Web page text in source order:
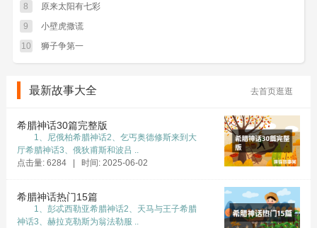
8
原来太阳有七彩
9
小壁虎撒谎
10
狮子争第一
最新故事大全 去首页逛逛
希腊神话30篇完整版
1、尼俄柏希腊神话2、乞丐奥德修斯来到大
厅希腊神话3、俄狄甫斯和波吕 ..
点击量: 6284 | 时间: 2025-06-02
希腊神话热门15篇
1、彭忒西勒亚希腊神话2、天马与王子希腊
神话3、赫拉克勒斯为翁法勒服 ..